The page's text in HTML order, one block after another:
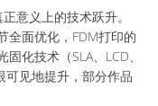
意义上的技术跃升。
全面优化，FDM打印的
化技术（SLA、LCD、
可见地提升，部分作品